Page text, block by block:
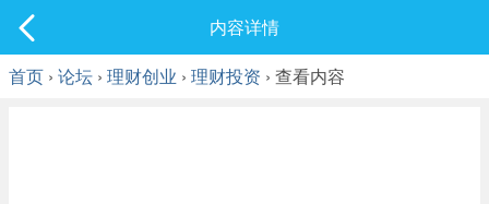
最新发表
内容详情
首页 › 论坛 › 理财创业 › 理财投资 › 查看内容